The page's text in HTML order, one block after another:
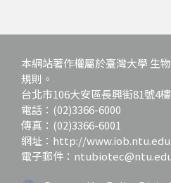
本網站著作權屬於臺灣大學 生
規則。
台北市106大安區長興街81號4樓
電話：(02)3366-6000
傳真：(02)3366-6001
網址：http://
電子郵件：